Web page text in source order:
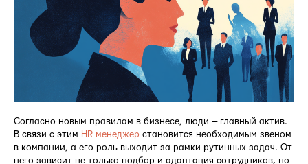
Согласно новым правилам в бизнесе, люди — главный актив.
В связи с этим HR менеджер становится необходимым звеном
в компании, а его роль выходит за рамки рутинных задач. От
него зависит не только подбор и адаптация сотрудников, но